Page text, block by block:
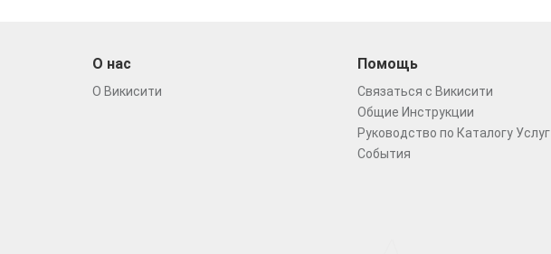
О нас
О Викисити
Помощь
Связаться с Викисити
Общие Инструкции
Руководство по Каталогу Услуг
События